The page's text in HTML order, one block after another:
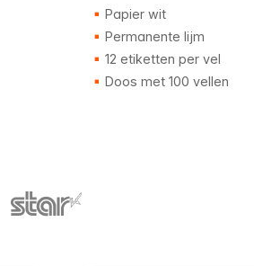
Papier wit
Permanente lijm
12 etiketten per vel
Doos met 100 vellen